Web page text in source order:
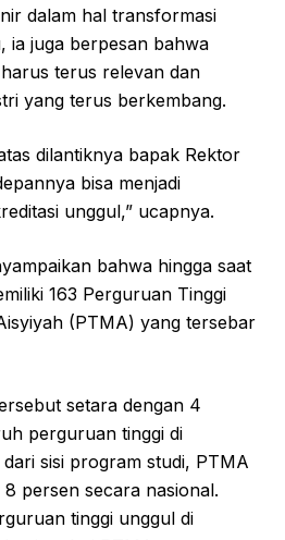
dalam hal transformasi
ia juga berpesan bahwa
terus relevan dan
yang terus berkembang.
dilantiknya bapak Rektor
bisa menjadi
unggul,” ucapnya.
bahwa hingga saat
163 Perguruan Tinggi
(PTMA) yang tersebar
setara dengan 4
perguruan tinggi di
sisi program studi, PTMA
persen secara nasional.
tinggi unggul di